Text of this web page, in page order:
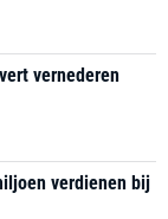
vernederen
verdienen bij